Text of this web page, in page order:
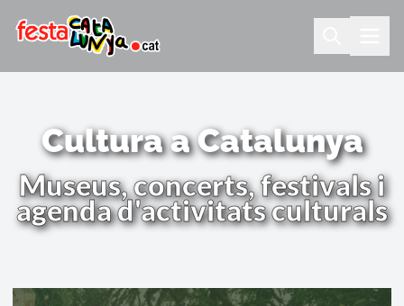
Cultura a Catalunya
Museus, concerts, festivals i
agenda d'activitats culturals